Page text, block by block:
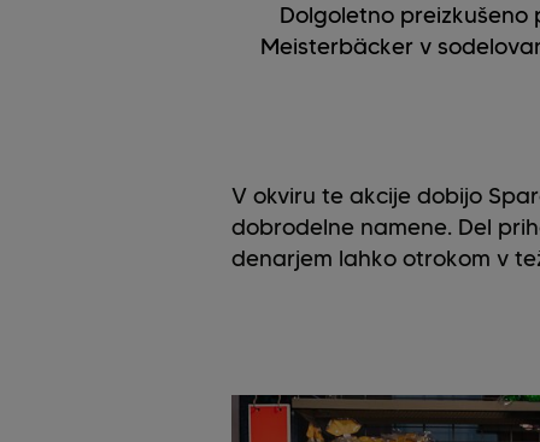
Dolgoletno
Meisterbäcker v
V okviru te akcije dobijo
dobrodelne namene. Del
denarjem lahko otrokom v